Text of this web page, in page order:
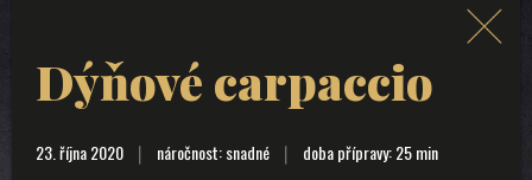
Dýňové carpaccio
23. října 2020 náročnost: snadné doba přípravy: 25 min